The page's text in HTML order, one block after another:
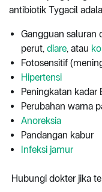
antibiotik Tygacil
Gangguan saluran
perut, diare, atau
Fotosensitif
Hipertensi
Peningkatan kadar
Perubahan warna
Anoreksia
Pandangan kabur
Infeksi jamur
Hubungi dokter jika